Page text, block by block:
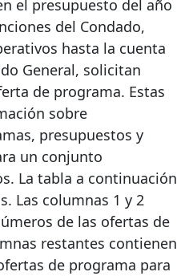
el presupuesto del año
del Condado,
hasta la cuenta
General, solicitan
de programa. Estas
sobre
presupuestos y
un conjunto
La tabla a continuación
Las columnas 1 y 2
de las ofertas de
restantes contienen
de programa para